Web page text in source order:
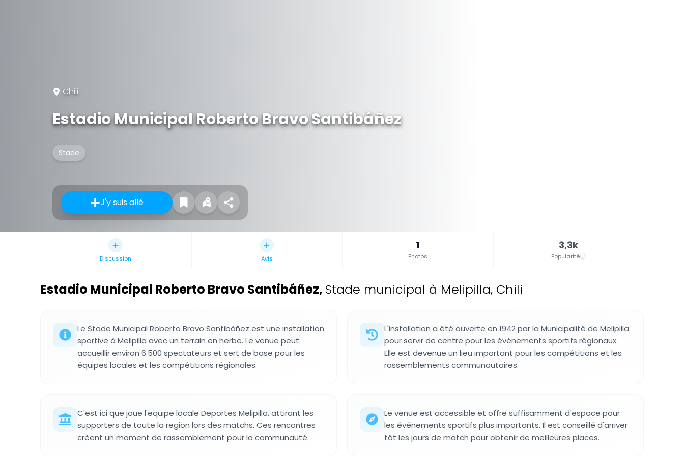
Chili
Estadio Municipal Roberto Bravo Santibáñez
Stade
J'y suis allé
Discussion Avis
1
Photos
3,3k
Popularité
Estadio Municipal Roberto Bravo Santibáñez, Stade municipal à Melipilla, Chili
Le Stade Municipal Roberto Bravo Santibáñez est une installation
sportive à Melipilla avec un terrain en herbe. Le venue peut
accueillir environ 6.500 spectateurs et sert de base pour les
équipes locales et les compétitions régionales.
L'installation a été ouverte en 1942 par la Municipalité de Melipilla
pour servir de centre pour les événements sportifs régionaux.
Elle est devenue un lieu important pour les compétitions et les
rassemblements communautaires.
C'est ici que joue l'equipe locale Deportes Melipilla, attirant les
supporters de toute la region lors des matchs. Ces rencontres
crèent un moment de rassemblement pour la communauté.
Le venue est accessible et offre suffisamment d'espace pour
les événements sportifs plus importants. Il est conseillé d'arriver
tôt les jours de match pour obtenir de meilleures places.